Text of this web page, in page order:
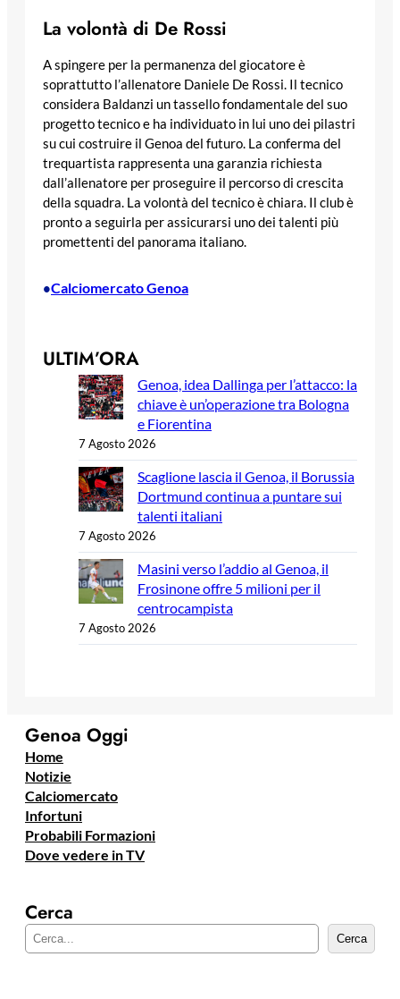
La volontà di De Rossi
A spingere per la permanenza del giocatore è
soprattutto l’allenatore Daniele De Rossi. Il tecnico
considera Baldanzi un tassello fondamentale del suo
progetto tecnico e ha individuato in lui uno dei pilastri
su cui costruire il Genoa del futuro. La conferma del
trequartista rappresenta una garanzia richiesta
dall’allenatore per proseguire il percorso di crescita
della squadra. La volontà del tecnico è chiara. Il club è
pronto a seguirla per assicurarsi uno dei talenti più
promettenti del panorama italiano.
•Calciomercato Genoa
ULTIM’ORA
Genoa, idea Dallinga per l’attacco: la
chiave è un’operazione tra Bologna
e Fiorentina
7 Agosto 2026
Scaglione lascia il Genoa, il Borussia
Dortmund continua a puntare sui
talenti italiani
7 Agosto 2026
Masini verso l’addio al Genoa, il
Frosinone offre 5 milioni per il
centrocampista
7 Agosto 2026
Genoa Oggi
Home
Notizie
Calciomercato
Infortuni
Probabili Formazioni
Dove vedere in TV
Cerca
e
Cerca